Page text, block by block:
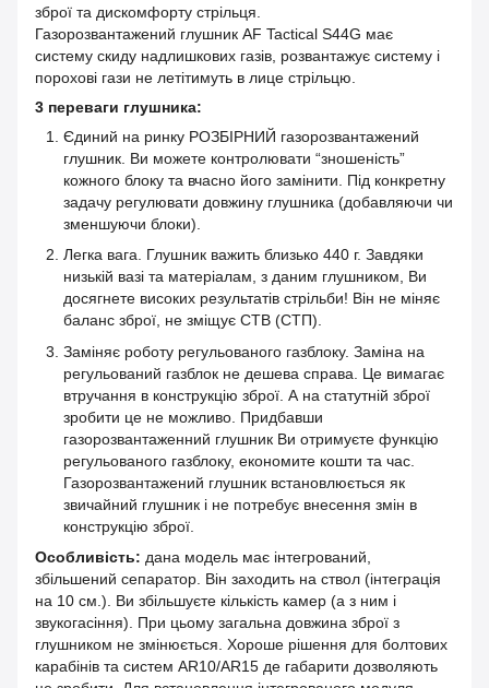
зброї та дискомфорту стрільця.
Газорозвантажений глушник AF Tactical S44G має
систему скиду надлишкових газів, розвантажує систему і
порохові гази не летітимуть в лице стрільцю.
3 переваги глушника:
Єдиний на ринку РОЗБІРНИЙ газорозвантажений
глушник. Ви можете контролювати “зношеність”
кожного блоку та вчасно його замінити. Під конкретну
задачу регулювати довжину глушника (добавляючи чи
зменшуючи блоки).
Легка вага. Глушник важить близько 440 г. Завдяки
низькій вазі та матеріалам, з даним глушником, Ви
досягнете високих результатів стрільби! Він не міняє
баланс зброї, не зміщує СТВ (СТП).
Заміняє роботу регульованого газблоку. Заміна на
регульований газблок не дешева справа. Це вимагає
втручання в конструкцію зброї. А на статутній зброї
зробити це не можливо. Придбавши
газорозвантаженний глушник Ви отримуєте функцію
регульованого газблоку, економите кошти та час.
Газорозвантажений глушник встановлюється як
звичайний глушник і не потребує внесення змін в
конструкцію зброї.
Особливість: дана модель має інтегрований,
збільшений сепаратор. Він заходить на ствол (інтеграція
на 10 см.). Ви збільшуєте кількість камер (а з ним і
звукогасіння). При цьому загальна довжина зброї з
глушником не змінюється. Хороше рішення для болтових
карабінів та систем AR10/AR15 де габарити дозволяють